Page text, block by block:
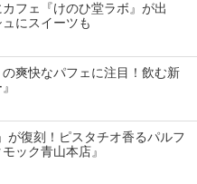
フェ『けのひ堂ラボ』が出
にスイーツも
爽快なパフェに注目！飲む新
が復刻！ピスタチオ香るパルフ
ック青山本店』